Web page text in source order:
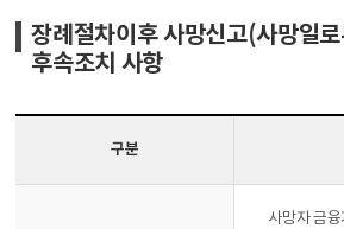
장례절차이후 사망신고(사망일
후속조치 사항
구분
사망자 금융